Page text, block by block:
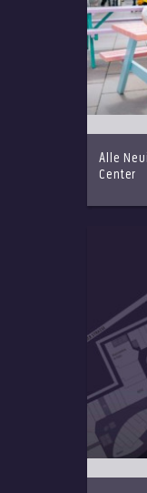
Alle
Center